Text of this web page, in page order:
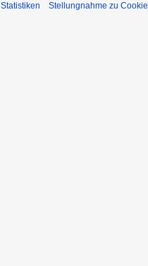
Statistiken Stellungnahme zu